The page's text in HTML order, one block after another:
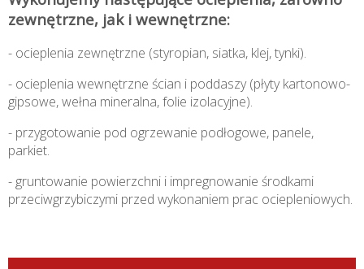
zewnętrzne, jak i wewnętrzne:
- ocieplenia zewnętrzne (styropian, siatka, klej, tynki).
- ocieplenia wewnętrzne ścian i poddaszy (płyty kartonowo-
gipsowe, wełna mineralna, folie izolacyjne).
- przygotowanie pod ogrzewanie podłogowe, panele,
parkiet.
- gruntowanie powierzchni i impregnowanie środkami
przeciwgrzybiczymi przed wykonaniem prac ociepleniowych.